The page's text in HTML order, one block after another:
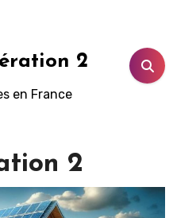
2
en France
2